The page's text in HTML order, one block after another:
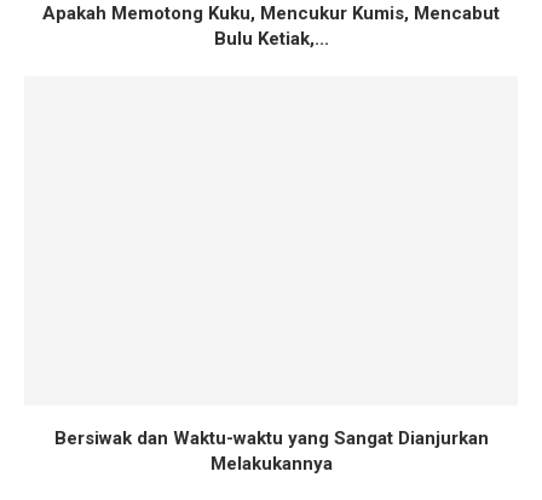
Apakah Memotong Kuku, Mencukur Kumis, Mencabut
Bulu Ketiak,...
Bersiwak dan Waktu-waktu yang Sangat Dianjurkan
Melakukannya